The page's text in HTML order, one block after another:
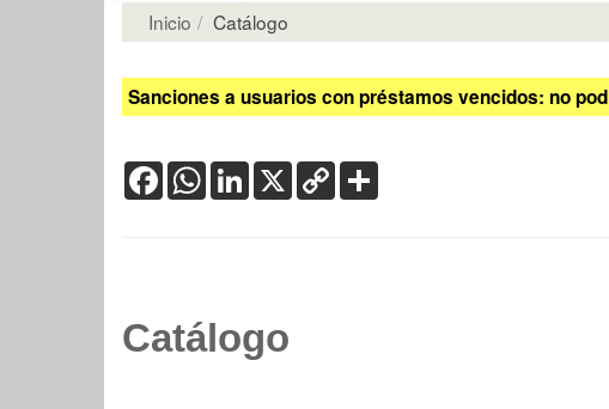
Inicio Catálogo
Sanciones a usuarios con préstamos vencidos: no
FacebookWhatsApp
LinkedIn
X Copy
Link
Catálogo